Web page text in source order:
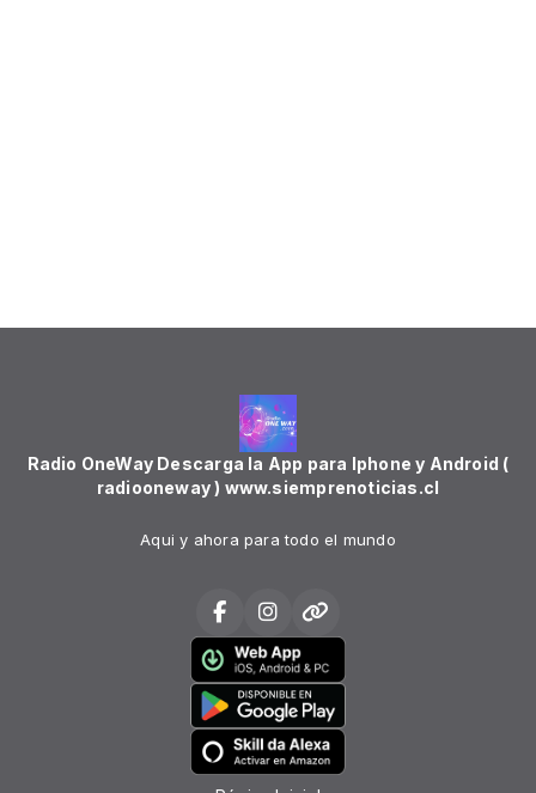
Radio OneWay Descarga la App para Iphone y Android (
radiooneway ) www.siemprenoticias.cl
Aqui y ahora para todo el mundo